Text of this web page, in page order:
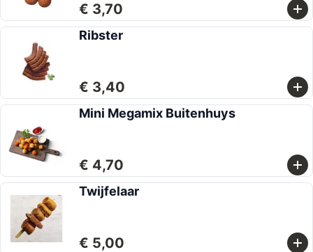
€ 3,70
Ribster
€ 3,40
Mini Megamix Buitenhuys
€ 4,70
Twijfelaar
€ 5,00